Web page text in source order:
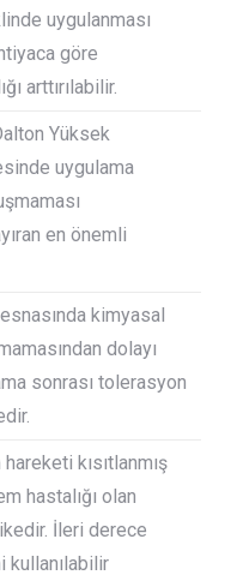
uygulanması
göre
arttırılabilir.
Yüksek
uygulama
en önemli
kimyasal
dolayı
sonrası tolerasyon
kısıtlanmış
hastalığı olan
İleri derece
kullanılabilir